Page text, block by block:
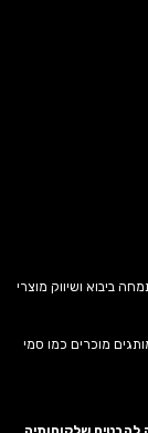
הקטן - אביב ואורן בע"מ נוסדה בשנת 1994 ומתמחה ביבוא ושיווק מוצרי
מוכרים כמו סמי